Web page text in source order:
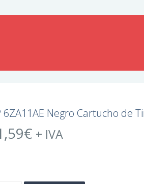
6ZA11AE Negro Cartucho de
€ + IVA